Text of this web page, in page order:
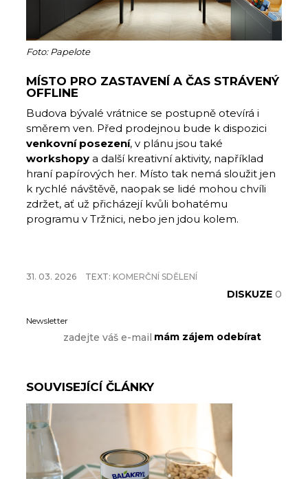
Foto: Papelote
MÍSTO PRO ZASTAVENÍ A ČAS STRÁVENÝ
OFFLINE
Budova bývalé vrátnice se postupně otevírá i
směrem ven. Před prodejnou bude k dispozici
venkovní posezení, v plánu jsou také
workshopy a další kreativní aktivity, například
hraní papírových her. Místo tak nemá sloužit jen
k rychlé návštěvě, naopak se lidé mohou chvíli
zdržet, ať už přicházejí kvůli bohatému
programu v Tržnici, nebo jen jdou kolem.
31. 03. 2026 TEXT: KOMERČNÍ SDĚLENÍ
DISKUZE 0
Newsletter
SOUVISEJÍCÍ ČLÁNKY